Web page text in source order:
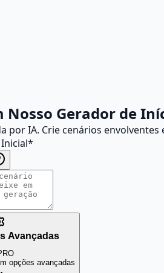
Nosso Gerador de
IA. Crie cenários
*
Avançadas
opções avançadas